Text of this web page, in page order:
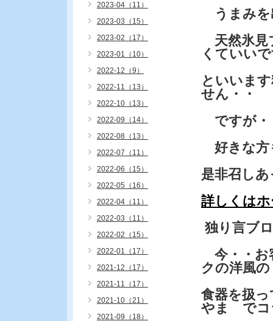
うまみを
天然氷見
くていい
といいま
せん・・
ですが・
好きな方
是非召し
詳しくは
独り言ブ
今・・お
クの洋風の
食器を扱
やま でコ
2023-04（11）
2023-03（15）
2023-02（17）
2023-01（10）
2022-12（9）
2022-11（13）
2022-10（13）
2022-09（14）
2022-08（13）
2022-07（11）
2022-06（15）
2022-05（16）
2022-04（11）
2022-03（11）
2022-02（15）
2022-01（17）
2021-12（17）
2021-11（17）
2021-10（21）
2021-09（18）